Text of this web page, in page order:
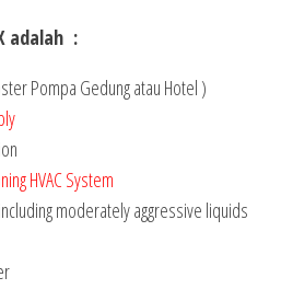
adalah :
Pompa Gedung atau Hotel )
HVAC System
moderately aggressive liquids